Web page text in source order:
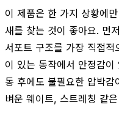
이 제품은 한 가지 상황에
새를 찾는 것이 좋아요. 먼
서포트 구조를 가장 직접
이 있는 동작에서 안정감
동 후에도 불필요한 압박
벼운 웨이트, 스트레칭 같